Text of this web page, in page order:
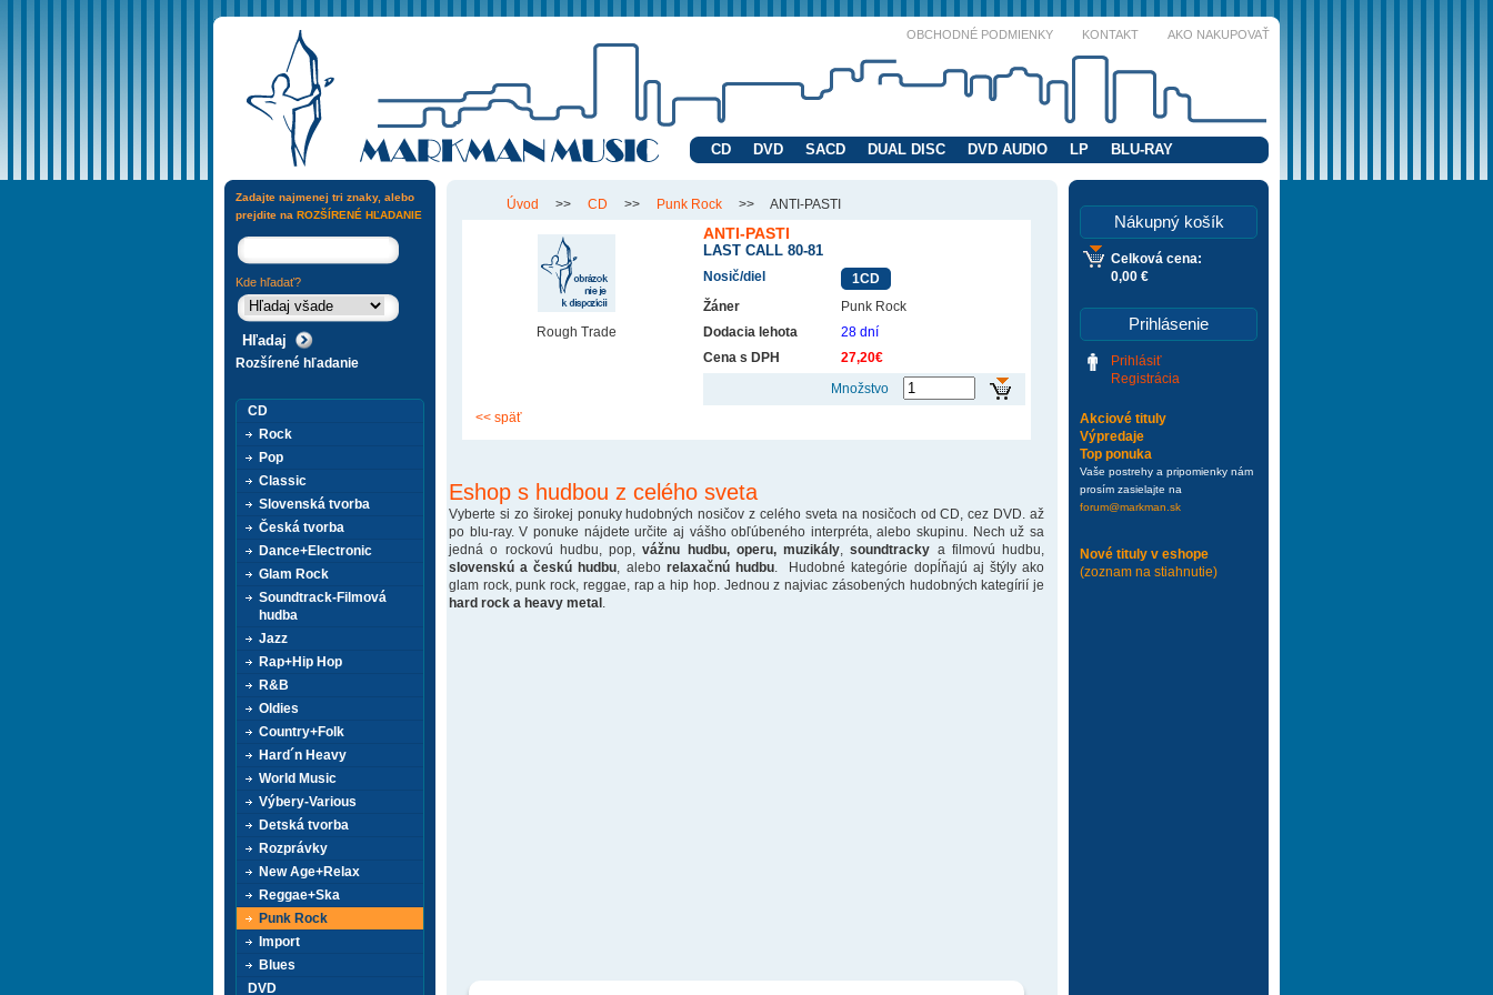
OBCHODNÉ PODMIENKY KONTAKT AKO NAKUPOVAŤ
CD DVD SACD DUAL DISC DVD AUDIO LP BLU-RAY
Úvod >> CD >> Punk Rock >> ANTI-PASTI
Rough Trade
ANTI-PASTI
LAST CALL 80-81
Nosič/diel
1CD
Žáner
Punk Rock
Dodacia lehota
28 dní
Cena s DPH
27,20€
Množstvo
<< späť
Eshop s hudbou z celého sveta
Vyberte si zo širokej ponuky hudobných nosičov z celého sveta na nosičoch od CD, cez DVD. až
po blu-ray. V ponuke nájdete určite aj vášho obľúbeného interpréta, alebo skupinu. Nech už sa
jedná o rockovú hudbu, pop,vážnu hudbu, operu, muzikály ,soundtracky a filmovú hudbu,
slovenskú a českú hudbu , alebo relaxačnú hudbu. Hudobné kategórie dopĺňajú aj štýly ako
glam rock, punk rock, reggae, rap a hip hop. Jednou z najviac zásobených hudobných kategírií je
hard rock a heavy metal
Nákupný košík
Celková cena:
0,00 €
Prihlásenie
Prihlásiť
Registrácia
Akciové tituly
Výpredaje
Top ponuka
Vaše postrehy a pripomienky nám
prosím zasielajte na
forum@markman.sk
Nové tituly v eshope
(zoznam na stiahnutie)
Zadajte najmenej tri znaky, alebo
prejdite na ROZŠÍRENÉ HĽADANIE
Kde hľadať?
Rozšírené hľadanie
CD
Rock
Pop
Classic
Slovenská tvorba
Česká tvorba
Dance+Electronic
Glam Rock
Soundtrack-Filmová
hudba
Jazz
Rap+Hip Hop
R&B
Oldies
Country+Folk
Hard´n Heavy
World Music
Výbery-Various
Detská tvorba
Rozprávky
New Age+Relax
Reggae+Ska
Punk Rock
Import
Blues
DVD